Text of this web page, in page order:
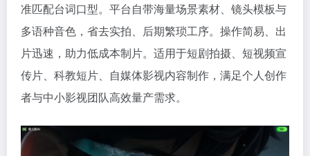
准匹配台词口型。平台自带海量场景素材、镜头模板与
多语种音色，省去实拍、后期繁琐工序。操作简易、出
片迅速，助力低成本制片。适用于短剧拍摄、短视频宣
传片、科教短片、自媒体影视内容制作，满足个人创作
者与中小影视团队高效量产需求。